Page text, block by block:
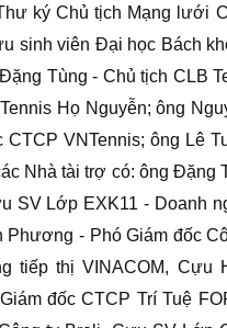
ký Chủ tịch Mạng lưới
sinh viên Đại học Bách
Tùng - Chủ tịch CLB
Họ Nguyễn; ông
CTCP VNTennis; ông Lê
Nhà tài trợ có: ông
SV Lớp EXK11 - Doanh
- Phó Giám đốc
tiếp thị VINACOM,
đốc CTCP Trí Tuệ